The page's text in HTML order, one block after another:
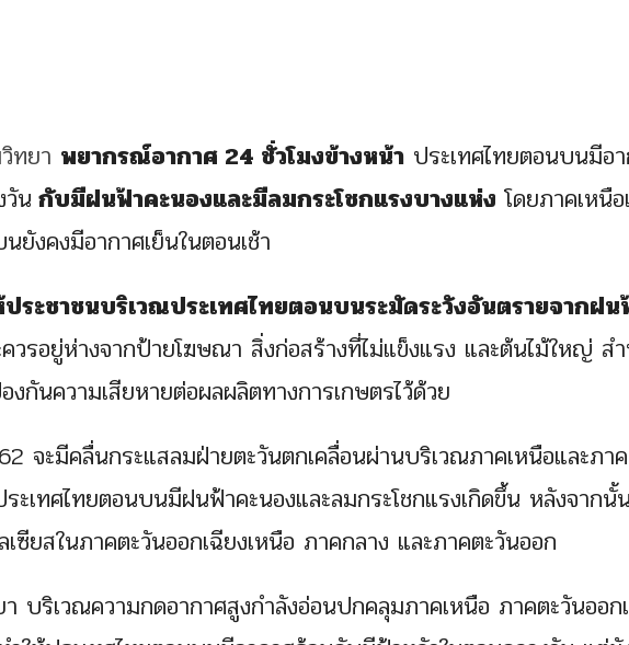
ทยา พยากรณ์อากาศ 24 ชั่วโมงข้างหน้า ประเทศไทยตอนบนมีอ
น กับมีฝนฟ้าคะนองและมีลมกระโชกแรงบางแห่ง โดยภาคเหนื
ยังคงมีอากาศเย็นในตอนเช้า
ประชาชนบริเวณประเทศไทยตอนบนระมัดระวังอันตรายจากฝน
วรอยู่ห่างจากป้ายโฆษณา สิ่งก่อสร้างที่ไม่แข็งแรง และต้นไม้ใหญ่ ส
งกันความเสียหายต่อผลผลิตทางการเกษตรไว้ด้วย
จะมีคลื่นกระแสลมฝ่ายตะวันตกเคลื่อนผ่านบริเวณภาคเหนือและภา
ะเทศไทยตอนบนมีฝนฟ้าคะนองและลมกระโชกแรงเกิดขึ้น หลังจากนั้
ซียสในภาคตะวันออกเฉียงเหนือ ภาคกลาง และภาคตะวันออก
ริเวณความกดอากาศสูงกำลังอ่อนปกคลุมภาคเหนือ ภาคตะวันออก